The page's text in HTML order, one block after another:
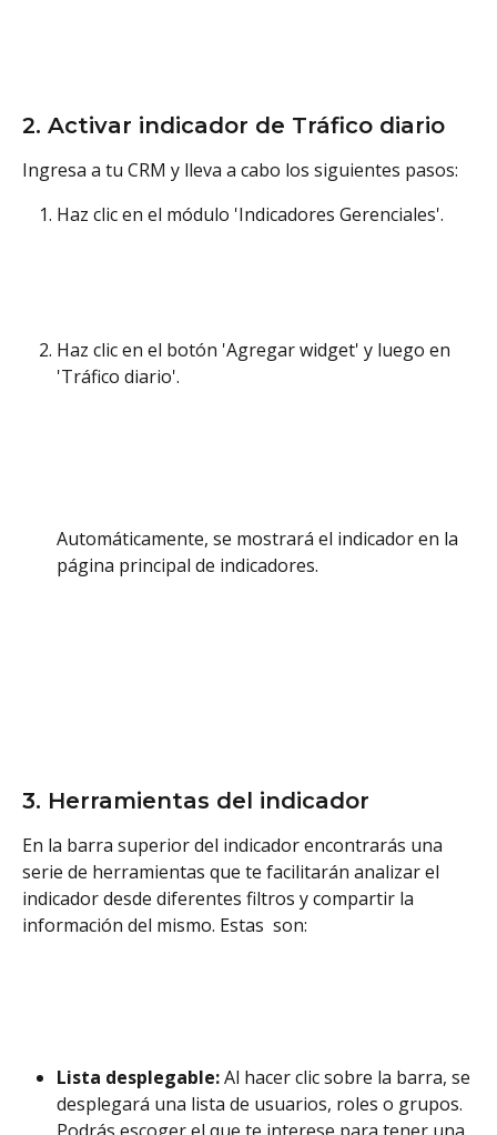
2. Activar indicador de Tráfico diario
Ingresa a tu CRM y lleva a cabo los siguientes pasos:
Haz clic en el módulo 'Indicadores Gerenciales'.
Haz clic en el botón 'Agregar widget' y luego en
'Tráfico diario'.
Automáticamente, se mostrará el indicador en la
página principal de indicadores.
3. Herramientas del indicador
En la barra superior del indicador encontrarás una
serie de herramientas que te facilitarán analizar el
indicador desde diferentes filtros y compartir la
información del mismo. Estas  son:
Lista desplegable: Al hacer clic sobre la barra, se
desplegará una lista de usuarios, roles o grupos.